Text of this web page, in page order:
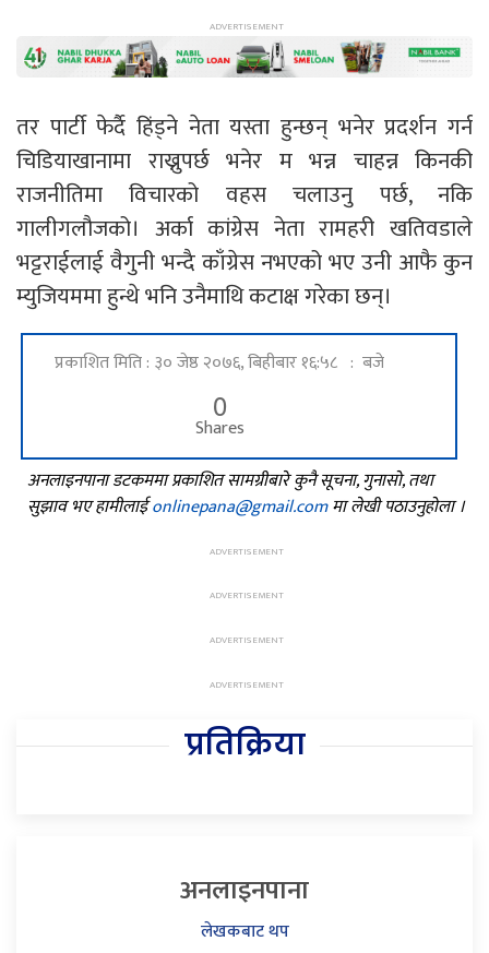
तर पार्टी फेर्दै हिंड्ने नेता यस्ता हुन्छन् भनेर प्रदर्शन गर्न
चिडियाखानामा राख्नुपर्छ भनेर म भन्न चाहन्न किनकी
राजनीतिमा विचारको वहस चलाउनु पर्छ, नकि
गालीगलौजको। अर्का कांग्रेस नेता रामहरी खतिवडाले
भट्टराईलाई वैगुनी भन्दै काँग्रेस नभएको भए उनी आफै कुन
म्युजियममा हुन्थे भनि उनैमाथि कटाक्ष गरेका छन्।
प्रकाशित मिति : ३० जेष्ठ २०७६, बिहीबार १६:५८ : बजे
0
Shares
अनलाइनपाना डटकममा प्रकाशित सामग्रीबारे कुनै सूचना, गुनासो, तथा
सुझाव भए हामीलाईonlinepana@gmail.comमा लेखी पठाउनुहोला ।
प्रतिक्रिया
अनलाइनपाना
लेखकबाट थप